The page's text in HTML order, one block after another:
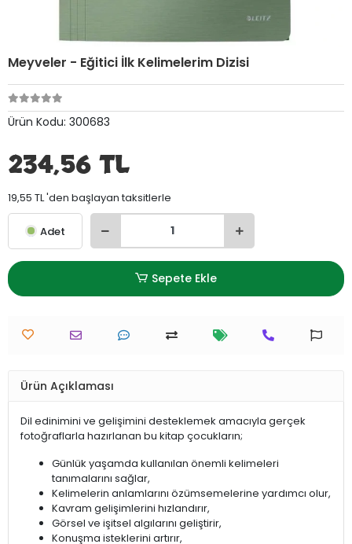
Meyveler - Eğitici İlk Kelimelerim Dizisi
Ürün Kodu: 300683
234,56 TL
19,55 TL 'den başlayan taksitlerle
Adet
Sepete Ekle
Ürün Açıklaması
Dil edinimini ve gelişimini desteklemek amacıyla gerçek
fotoğraflarla hazırlanan bu kitap çocukların;
Günlük yaşamda kullanılan önemli kelimeleri
tanımalarını sağlar,
Kelimelerin anlamlarını özümsemelerine yardımcı olur,
Kavram gelişimlerini hızlandırır,
Görsel ve işitsel algılarını geliştirir,
Konuşma isteklerini artırır,